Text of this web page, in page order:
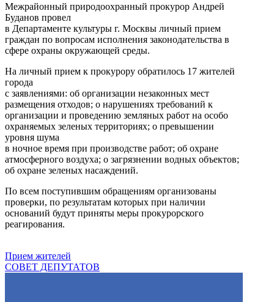
Межрайонный природоохранный прокурор Андрей
Буданов провел
в Департаменте культуры г. Москвы личный прием
граждан по вопросам исполнения законодательства в
сфере охраны окружающей среды.
На личный прием к прокурору обратилось 17 жителей
города
с заявлениями: об организации незаконных мест
размещения отходов; о нарушениях требований к
организации и проведению земляных работ на особо
охраняемых зеленых территориях; о превышении
уровня шума
в ночное время при производстве работ; об охране
атмосферного воздуха; о загрязнении водных объектов;
об охране зеленых насаждений.
По всем поступившим обращениям организованы
проверки, по результатам которых при наличии
оснований будут приняты меры прокурорского
реагирования.
Прием жителей
СОВЕТ ДЕПУТАТОВ